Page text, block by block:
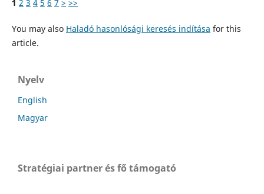
1 2 3 4 5 6 7 > >>
You may also Haladó hasonlósági keresés indítása for this
article.
Nyelv
English
Magyar
Stratégiai partner és fő támogató